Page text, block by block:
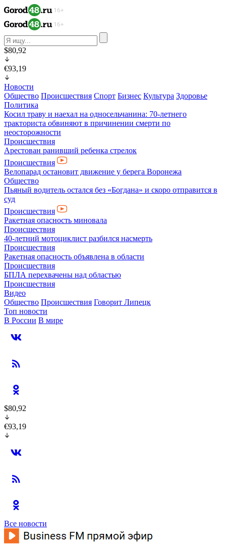
$80,92
€93,19
Новости
Общество Происшествия Спорт Бизнес Культура Здоровье
Политика
Косил траву и наехал на односельчанина: 70-летнего
тракториста обвиняют в причинении смерти по
неосторожности
Происшествия
Арестован ранивший ребенка стрелок
Происшествия
Велопарад остановит движение у берега Воронежа
Общество
Пьяный водитель остался без «Богдана» и скоро отправится в
суд
Происшествия
Ракетная опасность миновала
Происшествия
40-летний мотоциклист разбился насмерть
Происшествия
Ракетная опасность объявлена в области
Происшествия
БПЛА перехвачены над областью
Происшествия
Видео
Общество Происшествия Говорит Липецк
Топ новости
В России В мире
$80,92
€93,19
Все новости